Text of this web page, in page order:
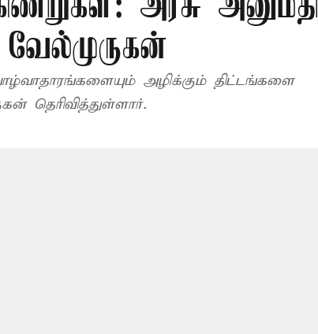
அழிக்கும் திட்டங்களை
தெரிவித்துள்ளார்.